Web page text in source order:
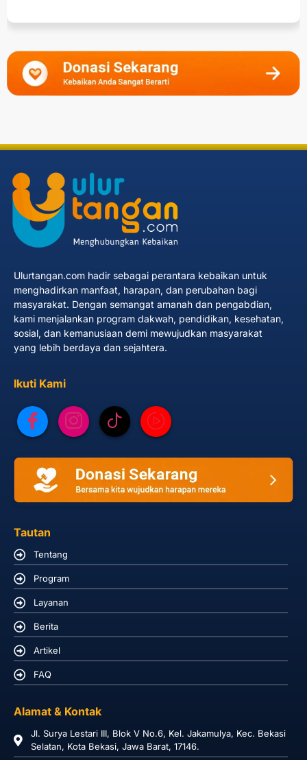
Ulurtangan.com hadir sebagai perantara kebaikan untuk
menghadirkan manfaat, harapan, dan perubahan bagi
masyarakat. Dengan semangat amanah dan pengabdian,
kami menjalankan program dakwah, pendidikan, kesehatan,
sosial, dan kemanusiaan demi mewujudkan masyarakat
yang lebih berdaya dan sejahtera.
Ikuti Kami
Tautan
Tentang
Program
Layanan
Berita
Artikel
FAQ
Alamat & Kontak
Jl. Surya Lestari III, Blok V No.6, Kel. Jakamulya, Kec. Bekasi
Selatan, Kota Bekasi, Jawa Barat, 17146.